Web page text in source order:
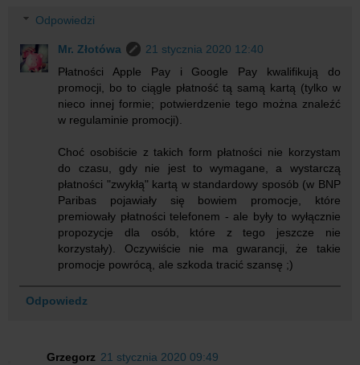
Odpowiedzi
Mr. Złotówa
21 stycznia 2020 12:40
Płatności Apple Pay i Google Pay kwalifikują do
promocji, bo to ciągle płatność tą samą kartą (tylko w
nieco innej formie; potwierdzenie tego można znaleźć
w regulaminie promocji).
Choć osobiście z takich form płatności nie korzystam
do czasu, gdy nie jest to wymagane, a wystarczą
płatności "zwykłą" kartą w standardowy sposób (w BNP
Paribas pojawiały się bowiem promocje, które
premiowały płatności telefonem - ale były to wyłącznie
propozycje dla osób, które z tego jeszcze nie
korzystały). Oczywiście nie ma gwarancji, że takie
promocje powrócą, ale szkoda tracić szansę ;)
Odpowiedz
Grzegorz 21 stycznia 2020 09:49